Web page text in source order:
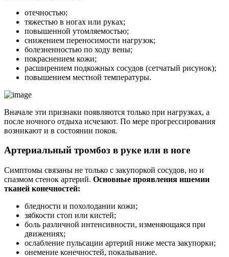
отечностью;
тяжестью в ногах или руках;
повышенной утомляемостью;
снижением переносимости нагрузок;
болезненностью по ходу вены;
покраснением кожи;
расширением подкожных сосудов (сетчатый рисунок);
повышением местной температуры.
Вначале эти признаки появляются только при нагрузках, а
после ночного отдыха исчезают. По мере прогрессирования
возникают и в состоянии покоя.
Артериальный тромбоз в руке или в ноге
Симптомы связаны не только с закупоркой сосудов, но и
спазмом стенок артерий. Основные проявления ишемии
тканей конечностей:
бледности и похолодании кожи;
зябкости стоп или кистей;
боль различной интенсивности, изменяющаяся при
движениях;
ослабление пульсации артерий ниже места закупорки;
онемение конечностей, покалывание.